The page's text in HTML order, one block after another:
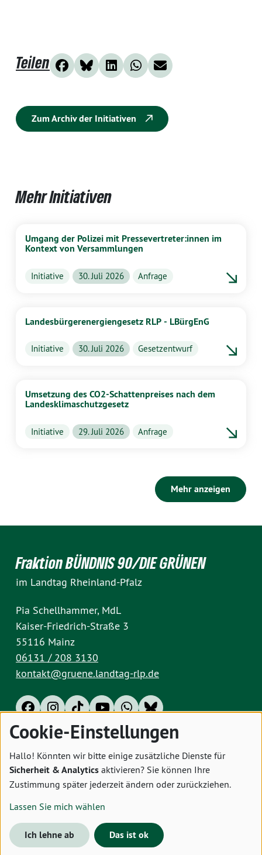
Teilen
Zum Archiv der Initiativen
Mehr Initiativen
Umgang der Polizei mit Pressevertreter:innen im
Kontext von Versammlungen
Initiative 30. Juli 2026 Anfrage
Landesbürgerenergiengesetz RLP - LBürgEnG
Initiative 30. Juli 2026 Gesetzentwurf
Umsetzung des CO2-Schattenpreises nach dem
Landesklimaschutzgesetz
Initiative 29. Juli 2026 Anfrage
Mehr anzeigen
Fraktion BÜNDNIS 90/DIE GRÜNEN
im Landtag Rheinland-Pfalz
Pia Schellhammer, MdL
Kaiser-Friedrich-Straße 3
55116 Mainz
06131 / 208 3130
kontakt@gruene.landtag-rlp.de
Impressum Datenschutz Cookies
Cookie-Einstellungen
Hallo! Könnten wir bitte einige zusätzliche Dienste für
Sicherheit & Analytics aktivieren? Sie können Ihre
Zustimmung später jederzeit ändern oder zurückziehen.
Lassen Sie mich wählen
Ich lehne ab Das ist ok